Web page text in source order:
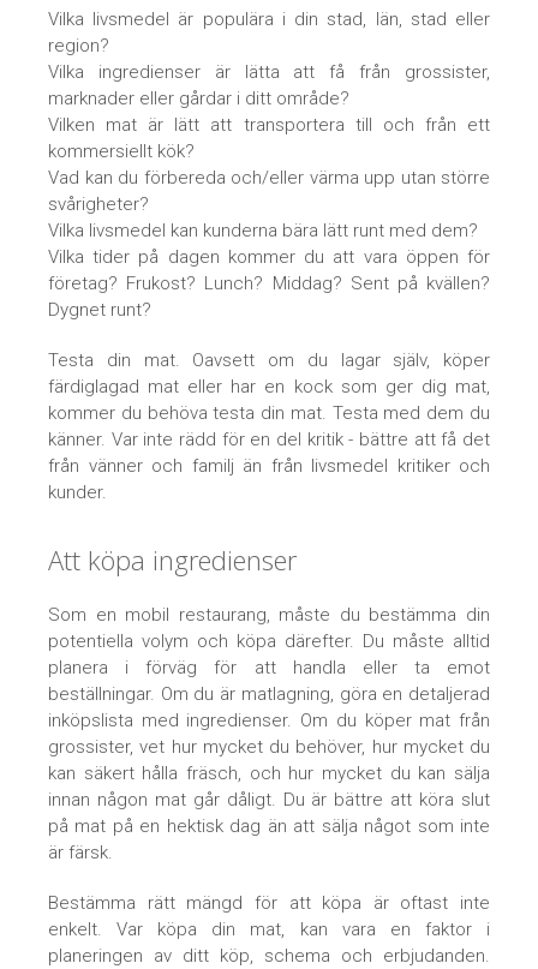
Vilka livsmedel är populära i din stad, län, stad eller
region?
Vilka ingredienser är lätta att få från grossister,
marknader eller gårdar i ditt område?
Vilken mat är lätt att transportera till och från ett
kommersiellt kök?
Vad kan du förbereda och/eller värma upp utan större
svårigheter?
Vilka livsmedel kan kunderna bära lätt runt med dem?
Vilka tider på dagen kommer du att vara öppen för
företag? Frukost? Lunch? Middag? Sent på kvällen?
Dygnet runt?
Testa din mat. Oavsett om du lagar själv, köper
färdiglagad mat eller har en kock som ger dig mat,
kommer du behöva testa din mat. Testa med dem du
känner. Var inte rädd för en del kritik - bättre att få det
från vänner och familj än från livsmedel kritiker och
kunder.
Att köpa ingredienser
Som en mobil restaurang, måste du bestämma din
potentiella volym och köpa därefter. Du måste alltid
planera i förväg för att handla eller ta emot
beställningar. Om du är matlagning, göra en detaljerad
inköpslista med ingredienser. Om du köper mat från
grossister, vet hur mycket du behöver, hur mycket du
kan säkert hålla fräsch, och hur mycket du kan sälja
innan någon mat går dåligt. Du är bättre att köra slut
på mat på en hektisk dag än att sälja något som inte
är färsk.
Bestämma rätt mängd för att köpa är oftast inte
enkelt. Var köpa din mat, kan vara en faktor i
planeringen av ditt köp, schema och erbjudanden.